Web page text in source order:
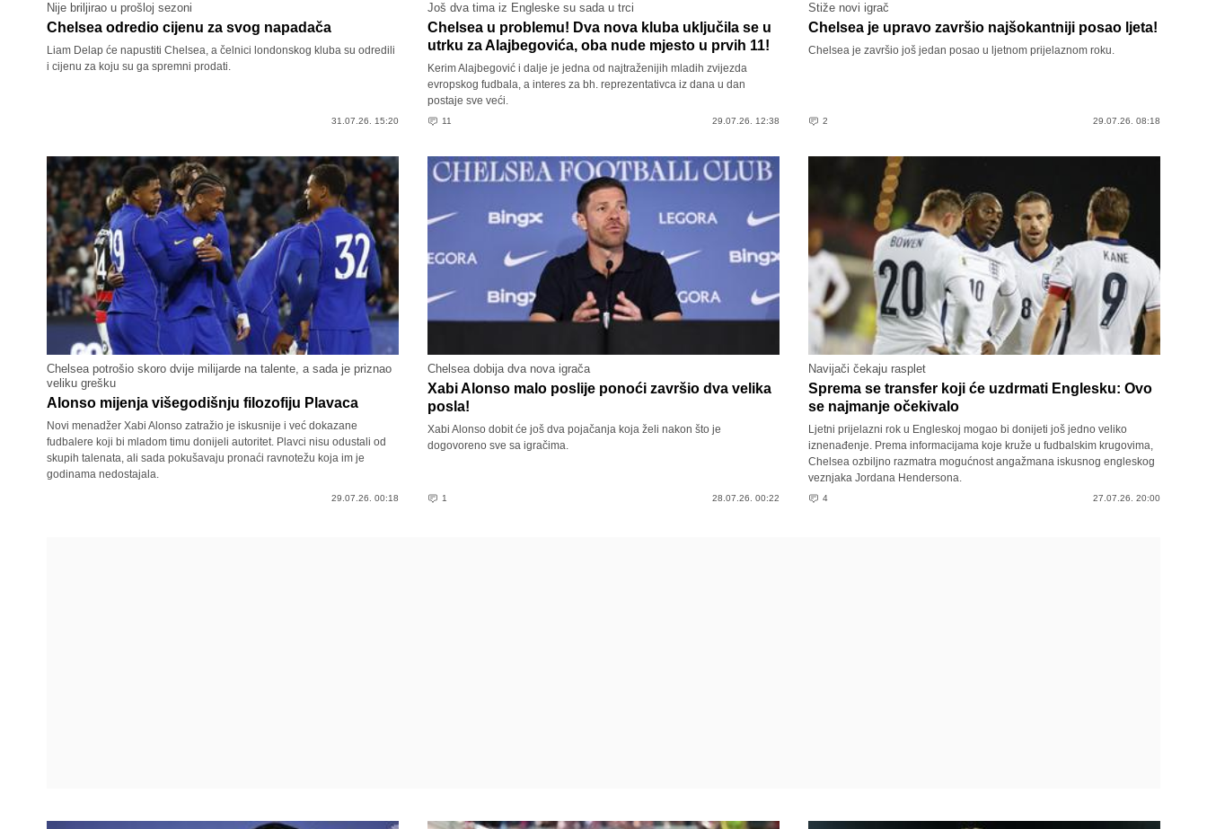
Nije briljirao u prošloj sezoni
Chelsea odredio cijenu za svog napadača
Liam Delap će napustiti Chelsea, a čelnici londonskog kluba su odredili
i cijenu za koju su ga spremni prodati.
31.07.26. 15:20
Još dva tima iz Engleske su sada u trci
Chelsea u problemu! Dva nova kluba uključila se u
utrku za Alajbegovića, oba nude mjesto u prvih 11!
Kerim Alajbegović i dalje je jedna od najtraženijih mladih zvijezda
evropskog fudbala, a interes za bh. reprezentativca iz dana u dan
postaje sve veći.
11 29.07.26. 12:38
Stiže novi igrač
Chelsea je upravo završio najšokantniji posao ljeta!
Chelsea je završio još jedan posao u ljetnom prijelaznom roku.
2 29.07.26. 08:18
Chelsea potrošio skoro dvije milijarde na talente, a sada je priznao
veliku grešku
Alonso mijenja višegodišnju filozofiju Plavaca
Novi menadžer Xabi Alonso zatražio je iskusnije i već dokazane
fudbalere koji bi mladom timu donijeli autoritet. Plavci nisu odustali od
skupih talenata, ali sada pokušavaju pronaći ravnotežu koja im je
godinama nedostajala.
29.07.26. 00:18
Chelsea dobija dva nova igrača
Xabi Alonso malo poslije ponoći završio dva velika
posla!
Xabi Alonso dobit će još dva pojačanja koja želi nakon što je
dogovoreno sve sa igračima.
1 28.07.26. 00:22
Navijači čekaju rasplet
Sprema se transfer koji će uzdrmati Englesku: Ovo
se najmanje očekivalo
Ljetni prijelazni rok u Engleskoj mogao bi donijeti još jedno veliko
iznenađenje. Prema informacijama koje kruže u fudbalskim krugovima,
Chelsea ozbiljno razmatra mogućnost angažmana iskusnog engleskog
veznjaka Jordana Hendersona.
4 27.07.26. 20:00